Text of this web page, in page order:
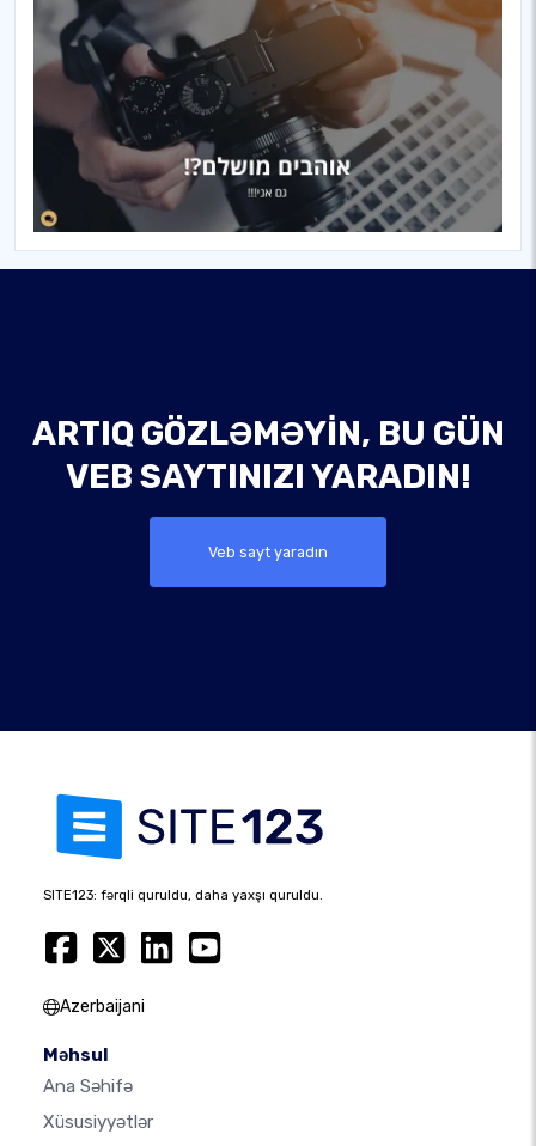
ARTIQ GÖZLƏMƏYIN, BU GÜN
VEB SAYTINIZI YARADIN!
Veb sayt yaradın
SITE123: fərqli quruldu, daha yaxşı quruldu.
Azerbaijani
Məhsul
Ana Səhifə
Xüsusiyyətlər